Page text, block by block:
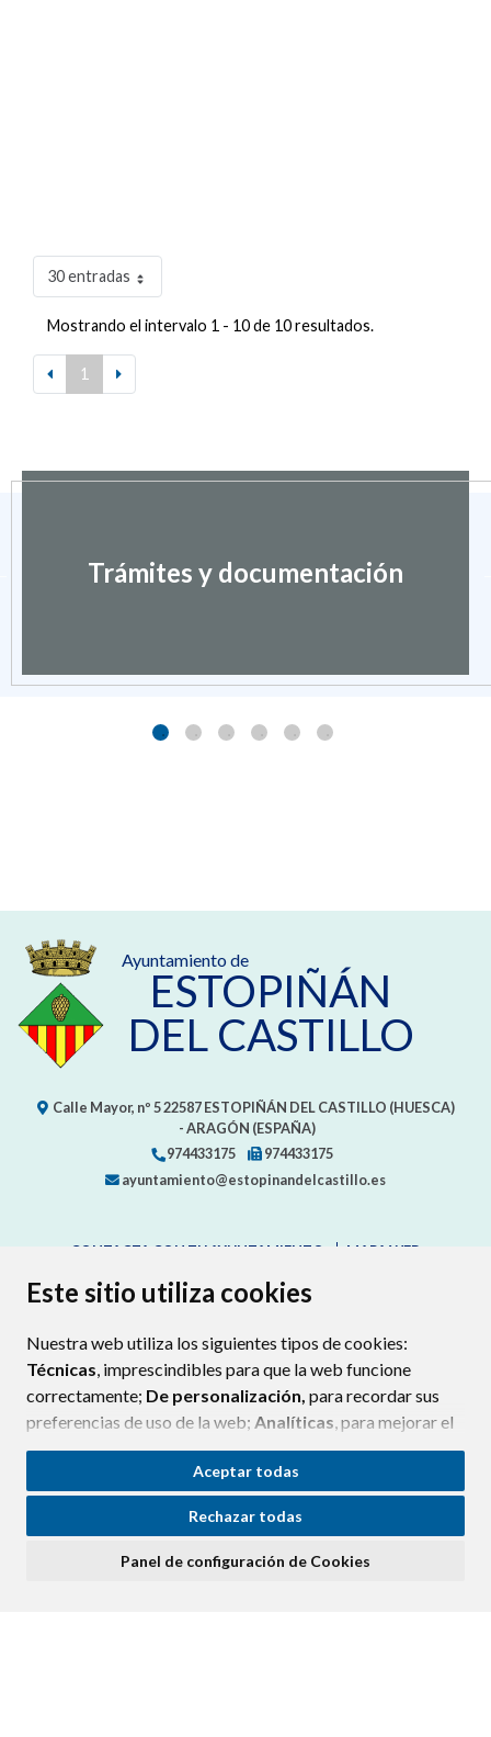
Este sitio utiliza cookies
Nuestra web utiliza los siguientes tipos de cookies:
Técnicas, imprescindibles para que la web funcione
correctamente; De personalización, para recordar sus
preferencias de uso de la web; Analíticas, para mejorar el
funcionamiento de la web y sus servicios.
Si acepta pulsando el botón“Aceptar todas”
consideramos que acepta su uso. Si pulsa el botón
ninguna acción, se guardarán las cookies técnicas
Aceptar todas
Rechazar todas
Panel de configuración de Cookies
30 entradas
Mostrando el intervalo 1 - 10 de 10 resultados.
1
Trámites y documentación
Ayuntamiento de
ESTOPIÑÁN
DEL CASTILLO
Calle Mayor, nº 522587 ESTOPIÑÁN DEL CASTILLO (HUESCA)
- ARAGÓN (ESPAÑA)
974433175
974433175
ayuntamiento@estopinandelcastillo.es
CONTACTA CON TU AYUNTAMIENTO
MAPA WEB
AVISO LEGAL
PROTECCIÓN DE DATOS
POLÍTICA DE COOKIES